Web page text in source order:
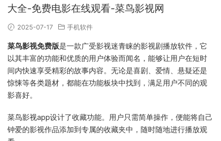
大全-免费电影在线观看-菜鸟影视网
2025-07-17 手机软件
菜鸟影视免费版是一款广受影视迷青睐的影视剧播放软件，它
以其丰富的功能和优质的用户体验而闻名，能够让用户在短时
间内快速享受精彩的故事内容。无论是喜剧、爱情、悬疑还是
惊悚等各类题材，都能在功能板块中找到，满足用户不同的观
影喜好。
菜鸟影视app设计了收藏功能。用户只需简单操作，便能将自己
钟爱的影视作品添加到专属的收藏夹中，随时随地进行播放观